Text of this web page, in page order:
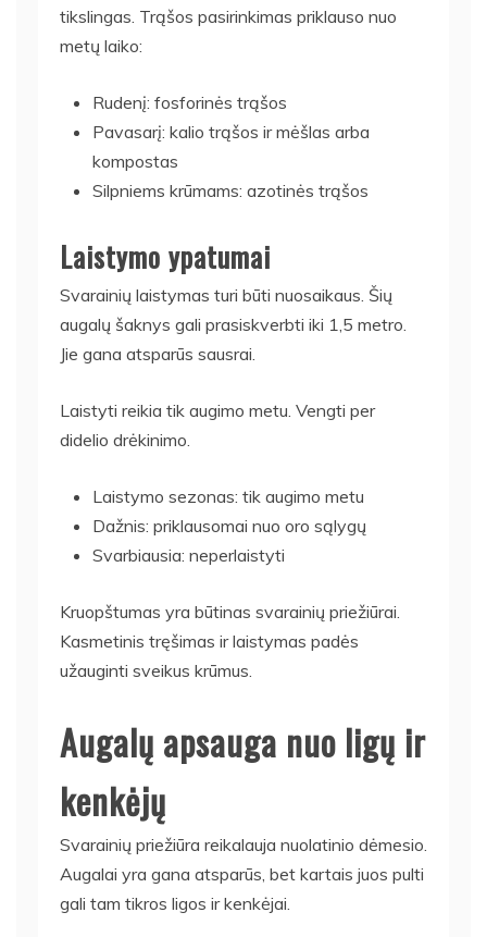
tikslingas. Trąšos pasirinkimas priklauso nuo
metų laiko:
Rudenį: fosforinės trąšos
Pavasarį: kalio trąšos ir mėšlas arba
kompostas
Silpniems krūmams: azotinės trąšos
Laistymo ypatumai
Svarainių laistymas turi būti nuosaikaus. Šių
augalų šaknys gali prasiskverbti iki 1,5 metro.
Jie gana atsparūs sausrai.
Laistyti reikia tik augimo metu. Vengti per
didelio drėkinimo.
Laistymo sezonas: tik augimo metu
Dažnis: priklausomai nuo oro sąlygų
Svarbiausia: neperlaistyti
Kruopštumas yra būtinas svarainių priežiūrai.
Kasmetinis tręšimas ir laistymas padės
užauginti sveikus krūmus.
Augalų apsauga nuo ligų ir
kenkėjų
Svarainių priežiūra reikalauja nuolatinio dėmesio.
Augalai yra gana atsparūs, bet kartais juos pulti
gali tam tikros ligos ir kenkėjai.